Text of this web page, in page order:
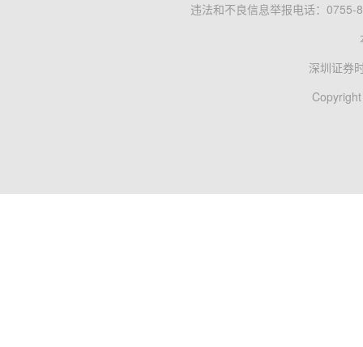
违法和不良信息举报电话：0755-
深圳证券